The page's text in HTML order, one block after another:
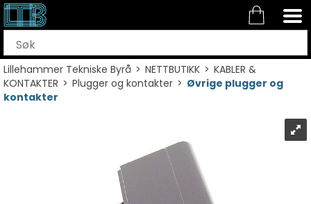
Lillehammer Tekniske Byrå>NETTBUTIKK>KABLER &
KONTAKTER>Plugger og kontakter>Øvrige plugger og
kontakter